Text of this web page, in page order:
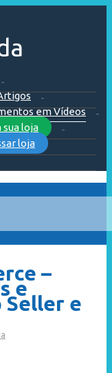
em Vídeos
sua loja
loja
–
e
Seller e